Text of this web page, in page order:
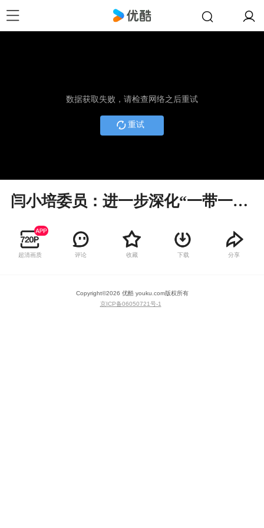
数据获取失败，请检查网络之后重试
重试
闫小培委员：进一步深化“一带一路”创新合作
超清画质 评论 收藏 下载 分享
Copyright©2026 优酷 youku.com版权所有
京ICP备06050721号-1